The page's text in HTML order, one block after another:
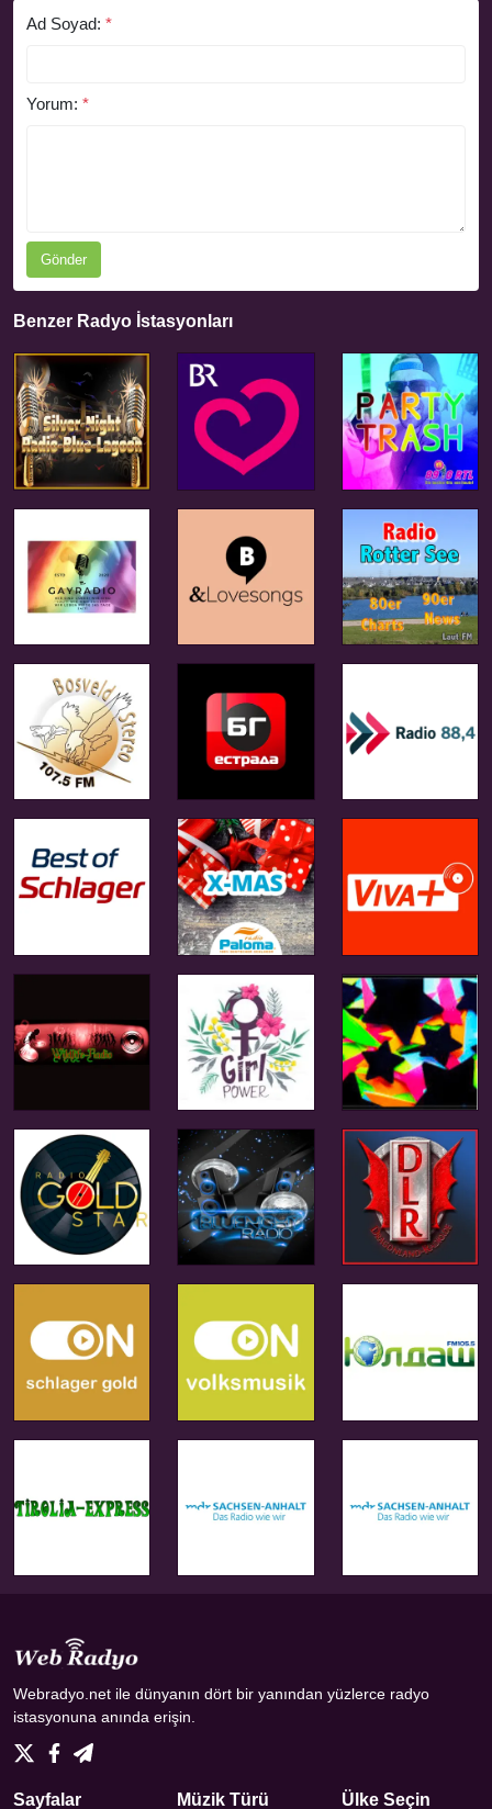
Ad Soyad: *
Yorum: *
Gönder
Benzer Radyo İstasyonları
Webradyo.net ile dünyanın dört bir yanından yüzlerce radyo
istasyonuna anında erişin.
Sayfalar Müzik Türü Ülke Seçin